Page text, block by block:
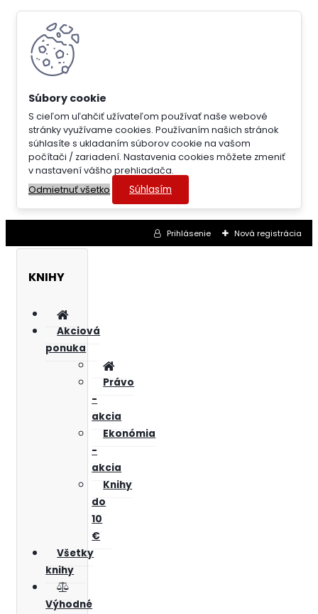
S cieľom uľahčiť užívateľom používať naše webové
stránky využívame cookies. Používaním našich stránok
súhlasíte s ukladaním súborov cookie na vašom
počítači / zariadení. Nastavenia cookies môžete zmeniť
v nastavení vášho prehliadača.
Odmietnuť všetko
Súhlasím
Prihlásenie Nová registrácia
KNIHY
Akciová
ponuka
Právo
-
akcia
Ekonómia
-
akcia
Knihy
do
10
€
Všetky
knihy
Výhodné